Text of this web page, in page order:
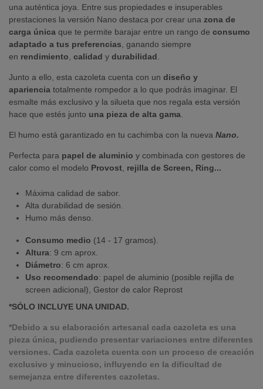
una auténtica joya. Entre sus propiedades e insuperables
prestaciones la versión Nano destaca por crear una zona de
carga única que te permite barajar entre un rango de consumo
adaptado a tus preferencias , ganando siempre
en rendimiento calidad y durabilidad
Junto a ello, esta cazoleta cuenta con un diseño y
apariencia totalmente rompedor a lo que podrás imaginar. El
esmalte más exclusivo y la silueta que nos regala esta versión
hace que estés junto una pieza de alta gama
El humo está garantizado en tu cachimba con la nueva Nano.
Perfecta para papel de aluminio y combinada con gestores de
calor como el modelo Provost rejilla de Screen, Ring...
Máxima calidad de sabor.
Alta durabilidad de sesión.
Humo más denso.
Consumo medio (14 - 17 gramos).
Altura: 9 cm aprox.
Diámetro: 6 cm aprox.
Uso recomendado: papel de aluminio (posible rejilla de
screen adicional), Gestor de calor Reprost
*SÓLO INCLUYE UNA UNIDAD.
*Debido a su elaboración artesanal cada cazoleta es una
pieza única, pudiendo presentar variaciones entre diferentes
versiones. Cada cazoleta cuenta con un proceso de creación
exclusivo y minucioso, influyendo en la dificultad de
semejanza entre diferentes cazoletas.